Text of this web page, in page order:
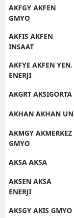
AKFGY AKFEN
GMYO
AKFIS AKFEN
INSAAT
AKFYE AKFEN YEN.
ENERJI
AKGRT AKSIGORTA
AKHAN AKHAN UN
AKMGY AKMERKEZ
GMYO
AKSA AKSA
AKSEN AKSA
ENERJI
AKSGY AKIS GMYO